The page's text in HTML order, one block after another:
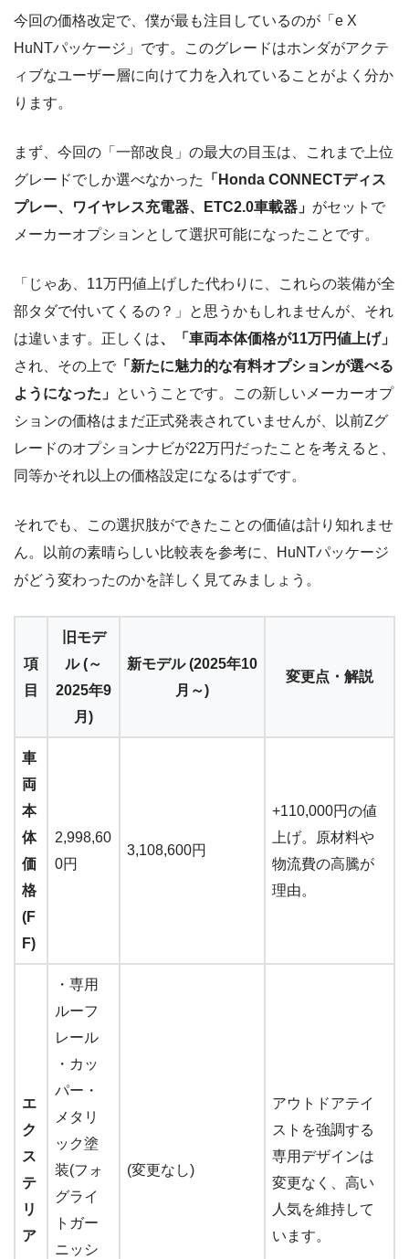
今回の価格改定で、僕が最も注目しているのが「e X
HuNTパッケージ」です。このグレードはホンダがアクテ
ィブなユーザー層に向けて力を入れていることがよく分か
ります。
まず、今回の「一部改良」の最大の目玉は、これまで上位
グレードでしか選べなかった
「Honda CONNECTディス
プレー、ワイヤレス充電器、ETC2.0車載器」 がセットで
メーカーオプションとして選択可能になったことです。
「じゃあ、11万円値上げした代わりに、これらの装備が全
部タダで付いてくるの？」と思うかもしれませんが、それ
は違います。正しくは、「車両本体価格が11万円値上げ」
され、その上で 「新たに魅力的な有料オプションが選べる
ようになった」 ということです。この新しいメーカーオプ
ションの価格はまだ正式発表されていませんが、以前Zグ
レードのオプションナビが22万円だったことを考えると、
同等かそれ以上の価格設定になるはずです。
それでも、この選択肢ができたことの価値は計り知れませ
ん。以前の素晴らしい比較表を参考に、HuNTパッケージ
がどう変わったのかを詳しく見てみましょう。
項
目
旧モデ
ル (～
2025年9
月)
新モデル (2025年10
月～)
変更点・解説
車
両
本
体
価
格
(F
F)
2,998,60
0円
3,108,600円
+110,000円の値
上げ。原材料や
物流費の高騰が
理由。
エ
ク
ス
テ
リ
ア
・専用
ルーフ
レール
・カッ
パー・
メタリ
ック塗
装(フォ
グライ
トガー
ニッシ
(変更なし)
アウトドアテイ
ストを強調する
専用デザインは
変更なく、高い
人気を維持して
います。